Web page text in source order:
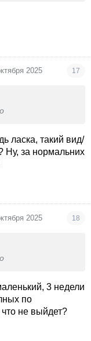
2025 17
ласка, такий вид/
Ну, за нормальних
2025 18
3 недели
по
не выйдет?